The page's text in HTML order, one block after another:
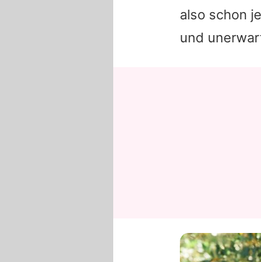
also schon
und